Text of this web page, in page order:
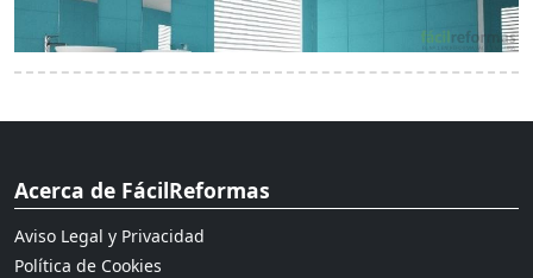
Acerca de FácilReformas
Aviso Legal y Privacidad
Política de Cookies